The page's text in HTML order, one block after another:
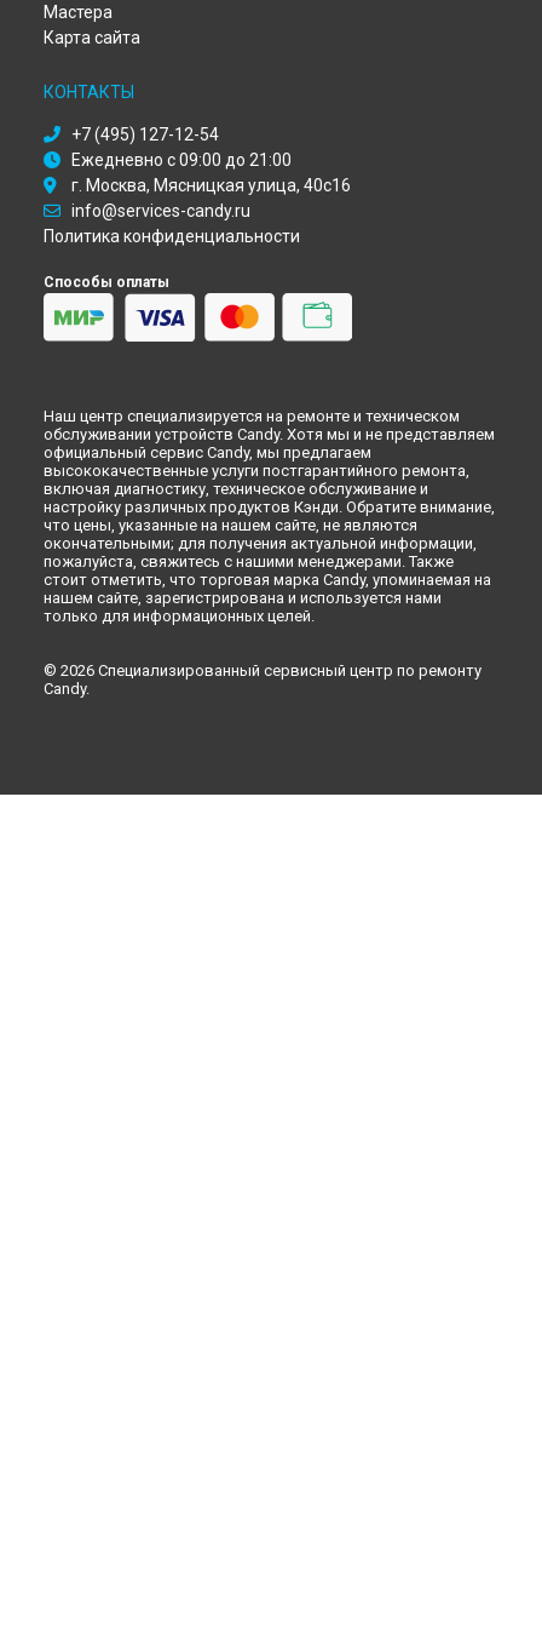
Ремонт посудомоечной машины CDI 1L952 Candy в
Ремонт посудомоечной машины CDI 1L952 Candy в
Ремонт посудомоечной машины CDI 1L952 Candy в
Ремонт посудомоечной машины CDI 1L952 Candy в
Ульяновске
Ремонт посудомоечной машины CDI 1L952 Candy в
Ремонт посудомоечной машины CDI 1L952 Candy в
Ремонт посудомоечной машины CDI 1L952 Candy в
Кемерово
Ремонт посудомоечной машины CDI 1L952 Candy в
Ремонт посудомоечной машины CDI 1L952 Candy в
Астрахани
Ремонт посудомоечной машины CDI 1L952 Candy в
Набережных Челнах
Ремонт посудомоечной машины CDI 1L952 Candy вЛипецке
Мастера
Карта сайта
КОНТАКТЫ
+7 (495) 127-12-54
Ежедневно с 09:00 до 21:00
г. Москва, Мясницкая улица, 40с16
info@services-candy.ru
Политика конфиденциальности
Способы оплаты
Наш центр специализируется на ремонте и техническом
обслуживании устройств Candy. Хотя мы и не представляем
официальный сервис Candy, мы предлагаем
высококачественные услуги постгарантийного ремонта,
включая диагностику, техническое обслуживание и
настройку различных продуктов Кэнди. Обратите внимание,
что цены, указанные на нашем сайте, не являются
окончательными; для получения актуальной информации,
пожалуйста, свяжитесь с нашими менеджерами. Также
стоит отметить, что торговая марка Candy, упоминаемая на
нашем сайте, зарегистрирована и используется нами
только для информационных целей.
© 2026 Специализированный сервисный центр по ремонту
Candy.